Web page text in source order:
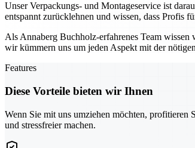
Unser Verpackungs- und Montageservice ist
entspannt zurücklehnen und wissen, dass Profis
Als Annaberg Buchholz-erfahrenes Team
wir kümmern uns um jeden Aspekt mit der
Features
Diese Vorteile bieten wir Ihnen
Wenn Sie mit uns umziehen möchten,
und stressfreier machen.